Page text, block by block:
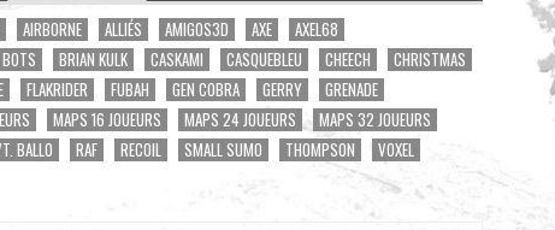
AIRBORNE ALLIÉS AMIGOS3D AXE
AXEL68
BOTS BRIAN KULK CASKAMI CASQUEBLEU CHEECH
CHRISTMAS
FLAKRIDER FUBAH GEN COBRA GERRY
GRENADE
MAPS 16 JOUEURS MAPS 24 JOUEURS
MAPS 32 JOUEURS
BALLO RAF RECOIL SMALL SUMO THOMPSON
VOXEL